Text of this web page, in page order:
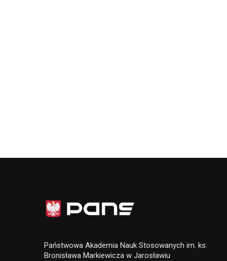
Państwowa Akademia Nauk Stosowanych im. ks.
Bronisława Markiewicza w Jarosławiu